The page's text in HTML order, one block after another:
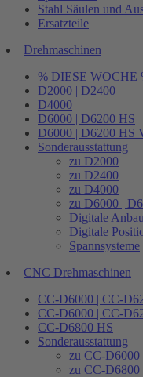
Stahl Säulen und
Ersatzteile
Drehmaschinen
% DIESE WOCHE
D2000 | D2400
D4000
D6000 | D6200 HS
D6000 | D6200 HS
Sonderausstattung
zu D2000
zu D2400
zu D4000
zu D6000 |
Digitale
Digitale
Spannsysteme
CNC Drehmaschinen
CC-D6000 | CC-
CC-D6000 | CC-
CC-D6800 HS
Sonderausstattung
zu CC-
zu CC-D6800